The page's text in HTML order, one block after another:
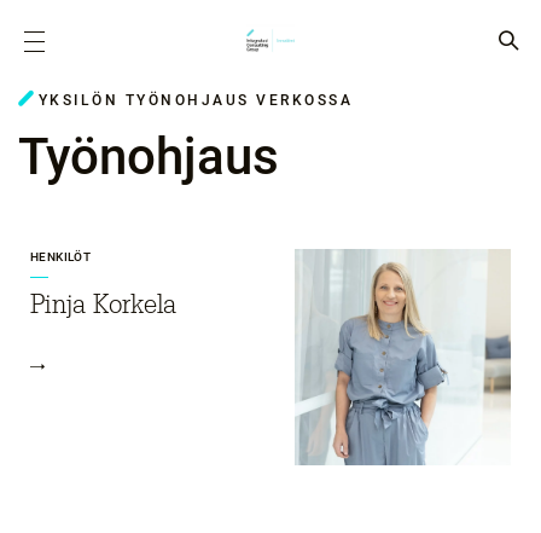
YKSILÖN TYÖNOHJAUS VERKOSSA
Työnohjaus
HENKILÖT
Pinja Korkela